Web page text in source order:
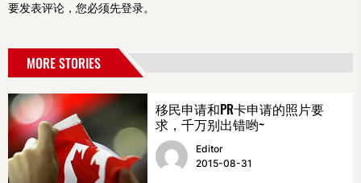
要发表评论，您必须先登录。
MORE STORIES
移民申请和PR卡申请的照片要
求，千万别出错哟~
Editor
2015-08-31